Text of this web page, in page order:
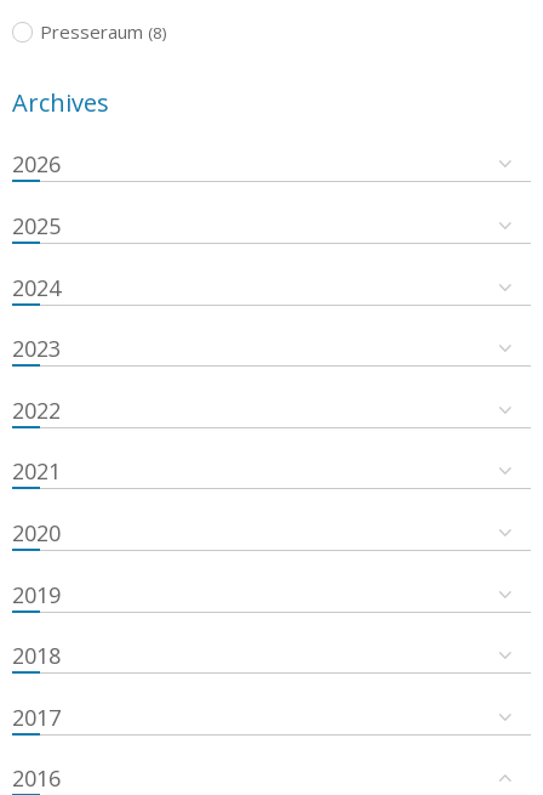
Presseraum (8)
Archives
2026
2025
2024
2023
2022
2021
2020
2019
2018
2017
2016